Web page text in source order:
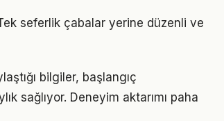
seferlik çabalar yerine düzenli ve
bilgiler, başlangıç
sağlıyor. Deneyim aktarımı paha